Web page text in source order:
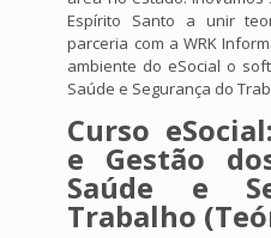
Espírito Santo a unir
parceria com a WRK
ambiente do eSocial o
Saúde e Segurança do
Curso
e Gestão
Saúde e
Trabalho